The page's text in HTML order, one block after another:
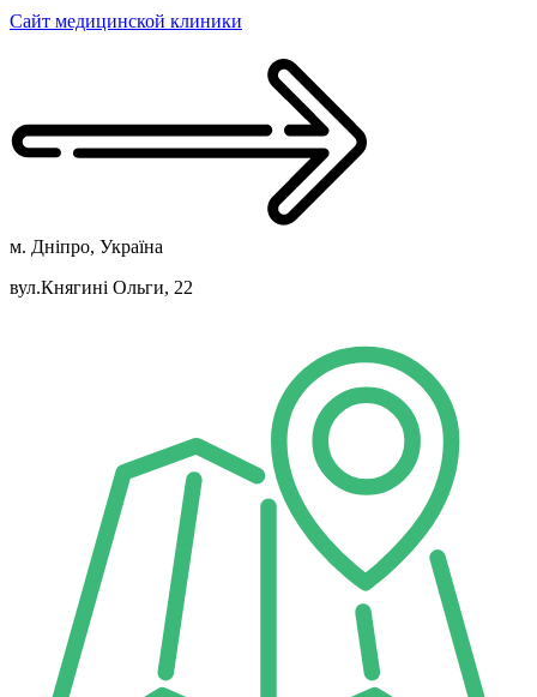
Сайт медицинской клиники
м. Дніпро, Україна
вул.Княгині Ольги, 22